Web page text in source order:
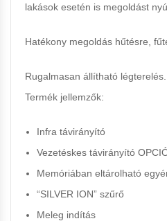
lakások esetén is megoldást
Hatékony megoldás hűtésre,
Rugalmasan állítható légterelés.
Termék jellemzők:
Infra távirányító
Vezetéskes távirányító
Memóriában eltárolható
“SILVER ION” szűrő
Meleg indítás